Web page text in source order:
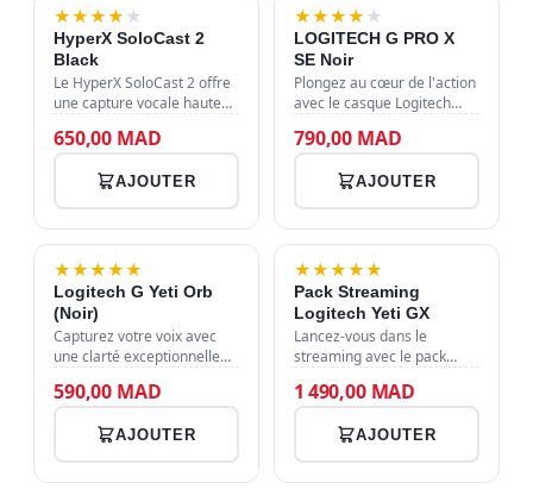
★★★★ ★
HyperX SoloCast 2
Black
Le HyperX SoloCast 2 offre
une capture vocale haute
avec un capteur de
sourdine tactile et un pied
réglable, idéal pour le
streamin…
650,00 MAD
AJOUTER
★★★★ ★
LOGITECH G PRO X
SE Noir
Plongez au cœur de l'action
avec le casque Logitech
pros avec ses drivers PRO-
G 50 mm et son micro
cardioïde à condensateur.
Caracté…
790,00 MAD
AJOUTER
★★★★★
Logitech G Yeti Orb
(Noir)
Capturez votre voix avec
une clarté exceptionnelle
Logitech G Yeti Orb, idéal
pour le streaming et la
création de contenu.
Caractéristiqu…
590,00 MAD
AJOUTER
★★★★★
Pack Streaming
Logitech Yeti GX
Lancez-vous dans le
streaming avec le pack
microphone USB
dynamique haute
performance doté du RGB
LIGHTSYNC, conçu pour
une qualité audi…
1 490,00 MAD
AJOUTER